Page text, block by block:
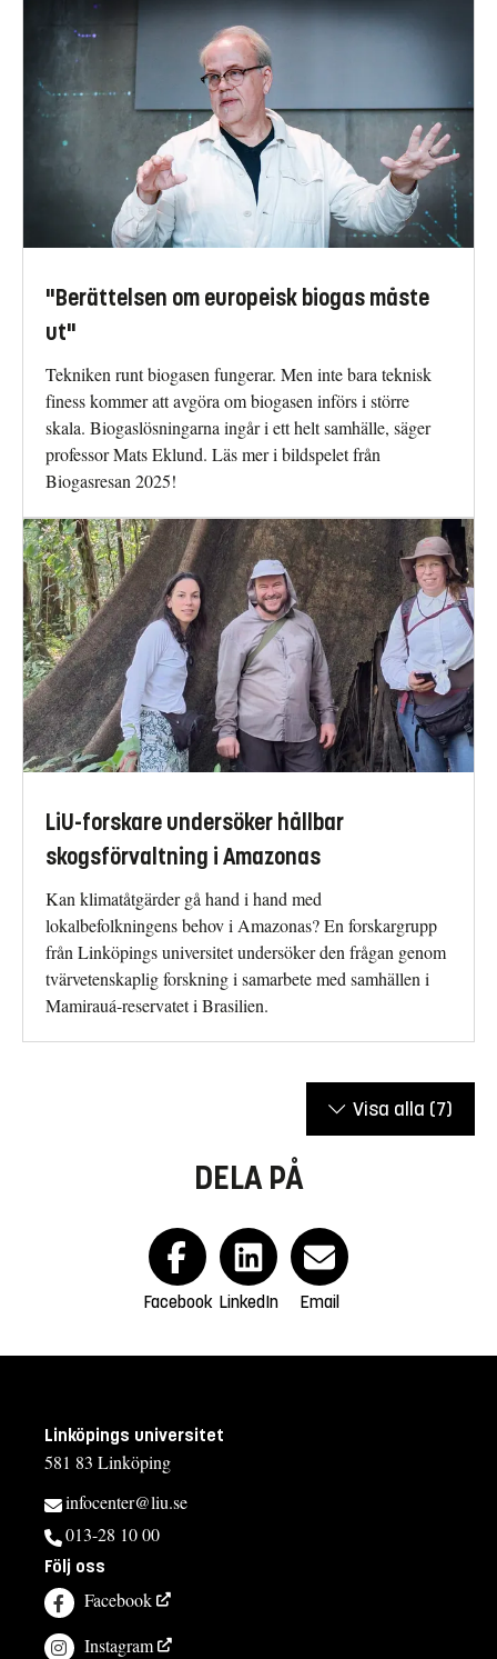
"Berättelsen om europeisk biogas måste
ut"
Tekniken runt biogasen fungerar. Men inte bara teknisk
finess kommer att avgöra om biogasen införs i större
skala. Biogaslösningarna ingår i ett helt samhälle, säger
professor Mats Eklund. Läs mer i bildspelet från
Biogasresan 2025!
LiU-forskare undersöker hållbar
skogsförvaltning i Amazonas
Kan klimatåtgärder gå hand i hand med
lokalbefolkningens behov i Amazonas? En forskargrupp
från Linköpings universitet undersöker den frågan genom
tvärvetenskaplig forskning i samarbete med samhällen i
Mamirauá-reservatet i Brasilien.
Visa alla (7)
DELA PÅ
Facebook LinkedIn Email
Linköpings universitet
581 83 Linköping
infocenter@liu.se
013-28 10 00
Följ oss
Facebook
Instagram